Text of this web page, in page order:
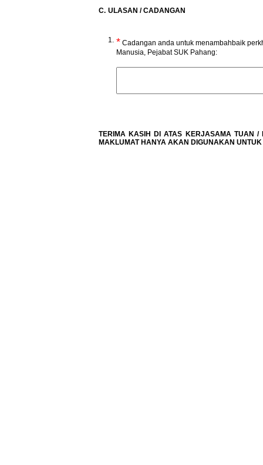
C. ULASAN / CADANGAN
1. * Cadangan anda untuk menambahbaik
Manusia, Pejabat SUK Pahang:
TERIMA KASIH DI ATAS KERJASAMA TUAN
MAKLUMAT HANYA AKAN DIGUNAKAN